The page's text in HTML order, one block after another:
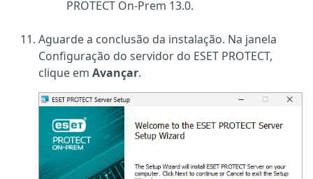
PROTECT On-Prem 13.0.
Aguarde a conclusão da instalação. Na janela
Configuração do servidor do ESET PROTECT,
clique em Avançar.